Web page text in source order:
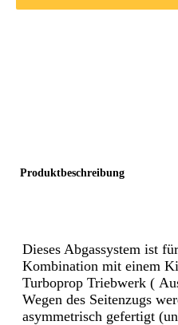
Produktbeschreibung
Dieses Abgassystem ist
Kombination mit einem
Turboprop Triebwerk (
Wegen des Seitenzugs
asymmetrisch gefertigt